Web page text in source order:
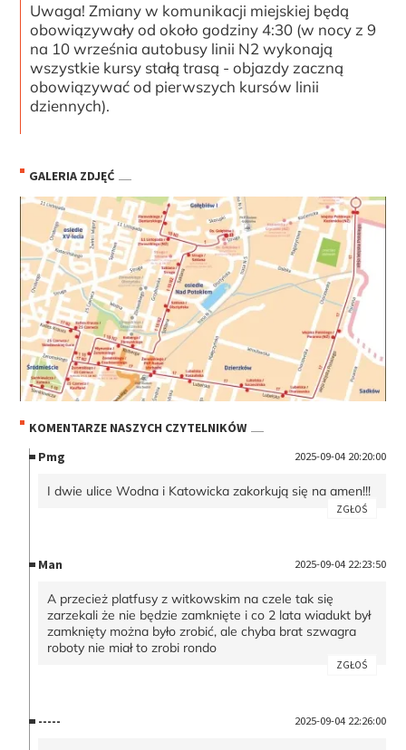
Uwaga! Zmiany w komunikacji miejskiej będą
obowiązywały od około godziny 4:30 (w nocy z 9
na 10 września autobusy linii N2 wykonają
wszystkie kursy stałą trasą - objazdy zaczną
obowiązywać od pierwszych kursów linii
dziennych).
GALERIA ZDJĘĆ
KOMENTARZE NASZYCH CZYTELNIKÓW
Pmg
2025-09-04 20:20:00
I dwie ulice Wodna i Katowicka zakorkują się na amen!!!
ZGŁOŚ
Man 2025-09-04 22:23:50
A przecież platfusy z witkowskim na czele tak się
zarzekali że nie będzie zamknięte i co 2 lata wiadukt był
zamknięty można było zrobić, ale chyba brat szwagra
roboty nie miał to zrobi rondo
ZGŁOŚ
----- 2025-09-04 22:26:00